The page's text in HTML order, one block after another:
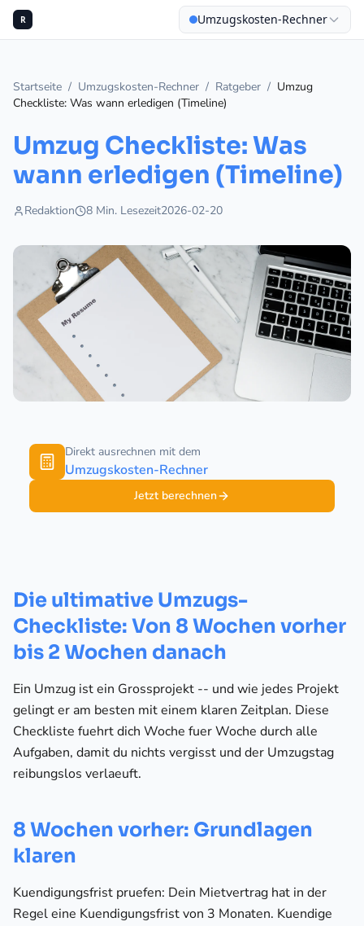
R Umzugskosten-Rechner
Startseite / Umzugskosten-Rechner / Ratgeber / Umzug
Checkliste: Was wann erledigen (Timeline)
Umzug Checkliste: Was
wann erledigen (Timeline)
Redaktion 8 Min. Lesezeit2026-02-20
Direkt ausrechnen mit dem
Umzugskosten-Rechner
Jetzt berechnen
Die ultimative Umzugs-
Checkliste: Von 8 Wochen vorher
bis 2 Wochen danach
Ein Umzug ist ein Grossprojekt -- und wie jedes Projekt
gelingt er am besten mit einem klaren Zeitplan. Diese
Checkliste fuehrt dich Woche fuer Woche durch alle
Aufgaben, damit du nichts vergisst und der Umzugstag
reibungslos verlaeuft.
8 Wochen vorher: Grundlagen
klaren
Kuendigungsfrist pruefen: Dein Mietvertrag hat in der
Regel eine Kuendigungsfrist von 3 Monaten. Kuendige